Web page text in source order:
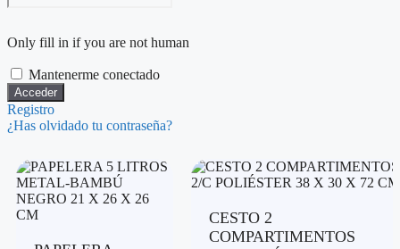
Only fill in if you are not human
Mantenerme conectado
Registro
¿Has olvidado tu contraseña?
CESTO 2
COMPARTIMENTOS